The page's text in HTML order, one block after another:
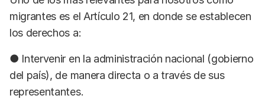
migrantes es el Artículo 21, en donde se establecen
los derechos a:
● Intervenir en la administración nacional (gobierno
del país), de manera directa o a través de sus
representantes.